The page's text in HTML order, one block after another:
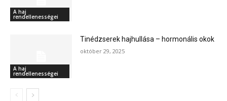
A haj
rendellenességei
A haj
rendellenességei
Tinédzserek hajhullása – hormonális okok
október 29, 2025